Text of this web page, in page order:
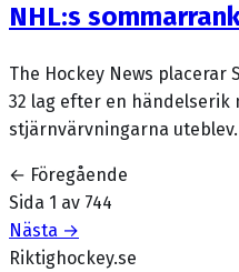
NHL:s
The Hockey News placerar
32 lag efter en händelserik
stjärnvärvningarna uteblev.
← Föregående
Sida 1 av 744
Nästa →
Riktighockey.se